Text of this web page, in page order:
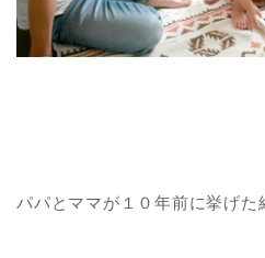
パパとママが１０年前に挙げた